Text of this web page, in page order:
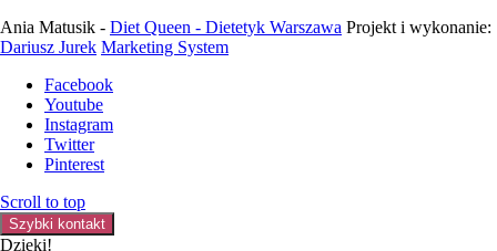
Ania Matusik - Diet Queen - Dietetyk Warszawa Projekt i wykonanie:
Dariusz Jurek Marketing System
Facebook
Youtube
Instagram
Twitter
Pinterest
Scroll to top
Szybki kontakt
Dzięki!